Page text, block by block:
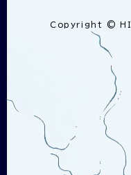
Copyright ©